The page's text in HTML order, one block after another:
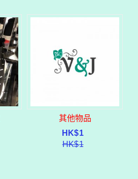
其他物品
HK$1
HK$1